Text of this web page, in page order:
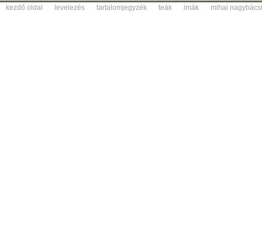
kezdő oldal levelezés tartalomjegyzék teák imák mihai nagybácsi